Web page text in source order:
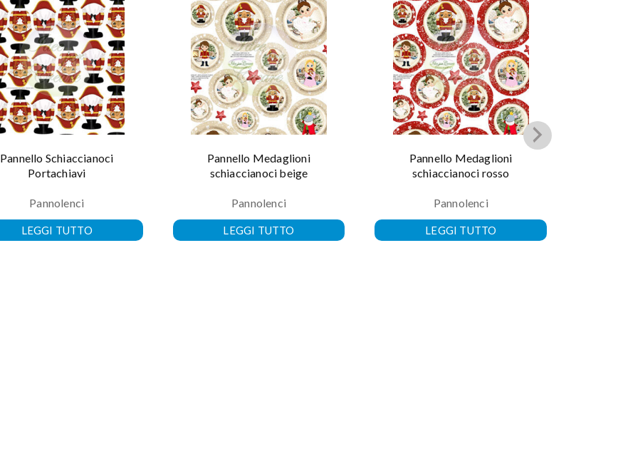
Pannello Schiaccianoci
Portachiavi
Pannolenci
LEGGI TUTTO
Pannello Medaglioni
schiaccianoci beige
Pannolenci
LEGGI TUTTO
Pannello Medaglioni
schiaccianoci rosso
Pannolenci
LEGGI TUTTO